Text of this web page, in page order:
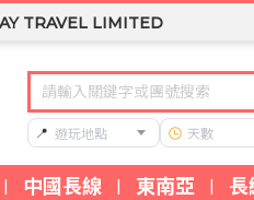
TRAVEL LIMITED
📍 遊玩地點 天數
| 中國長線 | 東南亞 | 長